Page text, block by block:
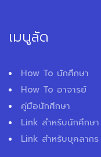
เมนูลัด
How To นักศึกษา
How To อาจารย์
คู่มือนักศึกษา
Link สำหรับนักศึกษา
Link สำหรับบุคลากร